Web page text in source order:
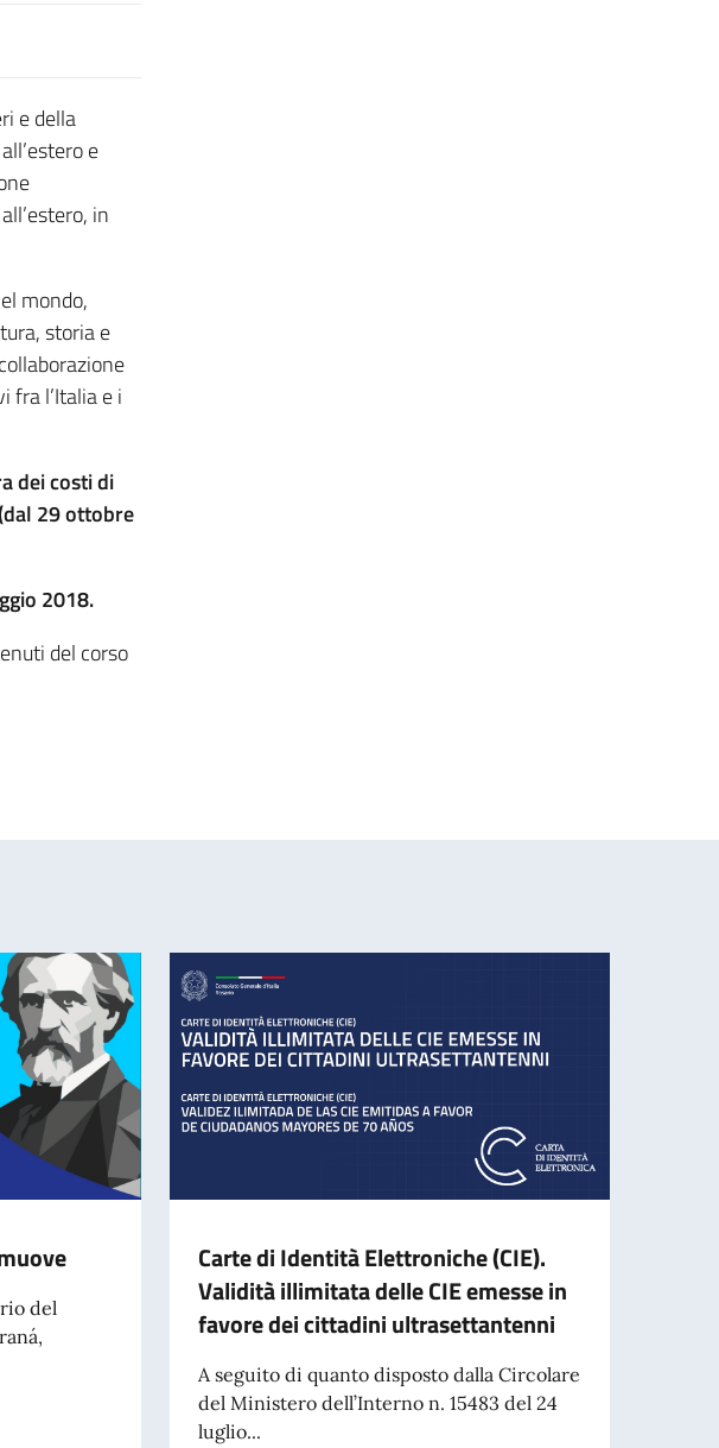
e della
e
in
mondo,
storia e
fra l’Italia e i
dei costi di
29 ottobre
2018.
del corso
del
Carte di Identità Elettroniche (CIE).
Validità illimitata delle CIE emesse in
favore dei cittadini ultrasettantenni
A seguito di quanto disposto dalla Circolare
del Ministero dell’Interno n. 15483 del 24
luglio...